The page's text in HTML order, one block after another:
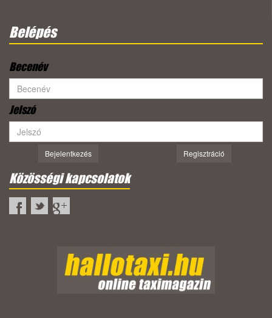
Belépés
Becenév
Jelszó
Bejelentkezés Regisztráció
Közösségi kapcsolatok